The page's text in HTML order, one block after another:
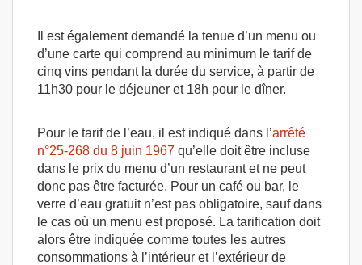
Il est également demandé la tenue d’un menu ou
d’une carte qui comprend au minimum le tarif de
cinq vins pendant la durée du service, à partir de
11h30 pour le déjeuner et 18h pour le dîner.
Pour le tarif de l’eau, il est indiqué dans l’arrêté
n°25-268 du 8 juin 1967 qu’elle doit être incluse
dans le prix du menu d’un restaurant et ne peut
donc pas être facturée. Pour un café ou bar, le
verre d’eau gratuit n’est pas obligatoire, sauf dans
le cas où un menu est proposé. La tarification doit
alors être indiquée comme toutes les autres
consommations à l’intérieur et l’extérieur de